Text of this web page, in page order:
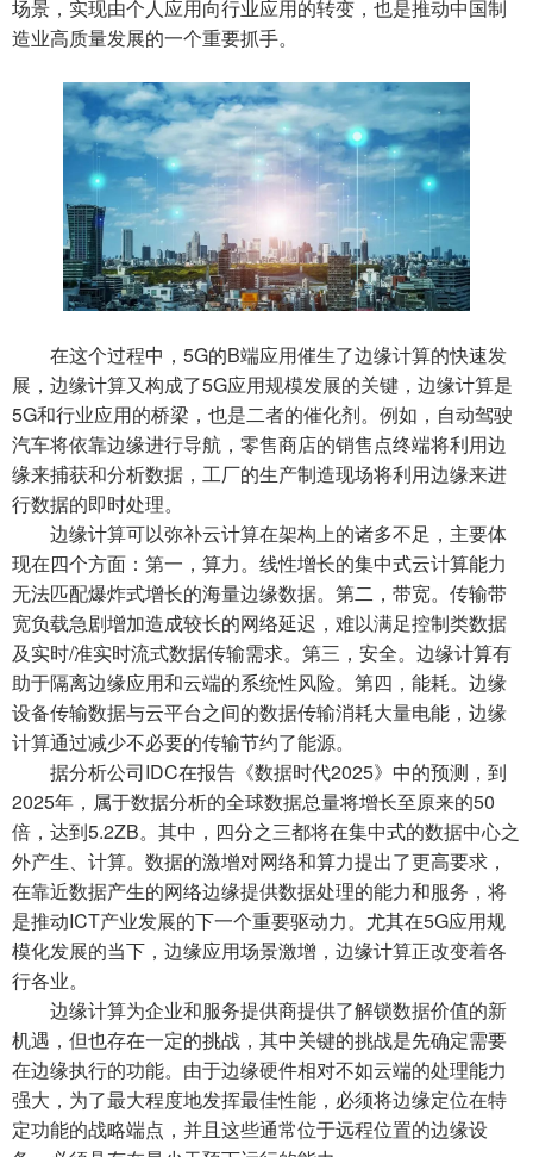
场景，实现由个人应用向行业应用的转变，也是推动中国制
造业高质量发展的一个重要抓手。
在这个过程中，5G的B端应用催生了边缘计算的快速发
展，边缘计算又构成了5G应用规模发展的关键，边缘计算是
5G和行业应用的桥梁，也是二者的催化剂。例如，自动驾驶
汽车将依靠边缘进行导航，零售商店的销售点终端将利用边
缘来捕获和分析数据，工厂的生产制造现场将利用边缘来进
行数据的即时处理。
边缘计算可以弥补云计算在架构上的诸多不足，主要体
现在四个方面：第一，算力。线性增长的集中式云计算能力
无法匹配爆炸式增长的海量边缘数据。第二，带宽。传输带
宽负载急剧增加造成较长的网络延迟，难以满足控制类数据
及实时/准实时流式数据传输需求。第三，安全。边缘计算有
助于隔离边缘应用和云端的系统性风险。第四，能耗。边缘
设备传输数据与云平台之间的数据传输消耗大量电能，边缘
计算通过减少不必要的传输节约了能源。
据分析公司IDC在报告《数据时代2025》中的预测，到
2025年，属于数据分析的全球数据总量将增长至原来的50
倍，达到5.2ZB。其中，四分之三都将在集中式的数据中心之
外产生、计算。数据的激增对网络和算力提出了更高要求，
在靠近数据产生的网络边缘提供数据处理的能力和服务，将
是推动ICT产业发展的下一个重要驱动力。尤其在5G应用规
模化发展的当下，边缘应用场景激增，边缘计算正改变着各
行各业。
边缘计算为企业和服务提供商提供了解锁数据价值的新
机遇，但也存在一定的挑战，其中关键的挑战是先确定需要
在边缘执行的功能。由于边缘硬件相对不如云端的处理能力
强大，为了最大程度地发挥最佳性能，必须将边缘定位在特
定功能的战略端点，并且这些通常位于远程位置的边缘设